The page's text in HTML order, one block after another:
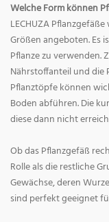
Welche Form können
LECHUZA
Größen angeboten. Es
Pflanze zu verwenden.
Nährstoffanteil und die
Pflanztöpfe können
Boden abführen. Die
diese dann nicht
Ob das Pflanzgefäß
Rolle als die restliche
Gewächse, deren
sind perfekt geeignet